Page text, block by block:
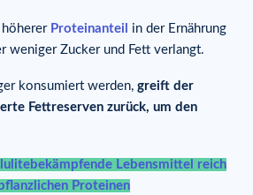
höherer Proteinanteil
in der Ernährung
weniger Zucker und Fett verlangt.
konsumiert werden, greift der
Fettreserven zurück, um den
Lebensmittel reich
Proteinen